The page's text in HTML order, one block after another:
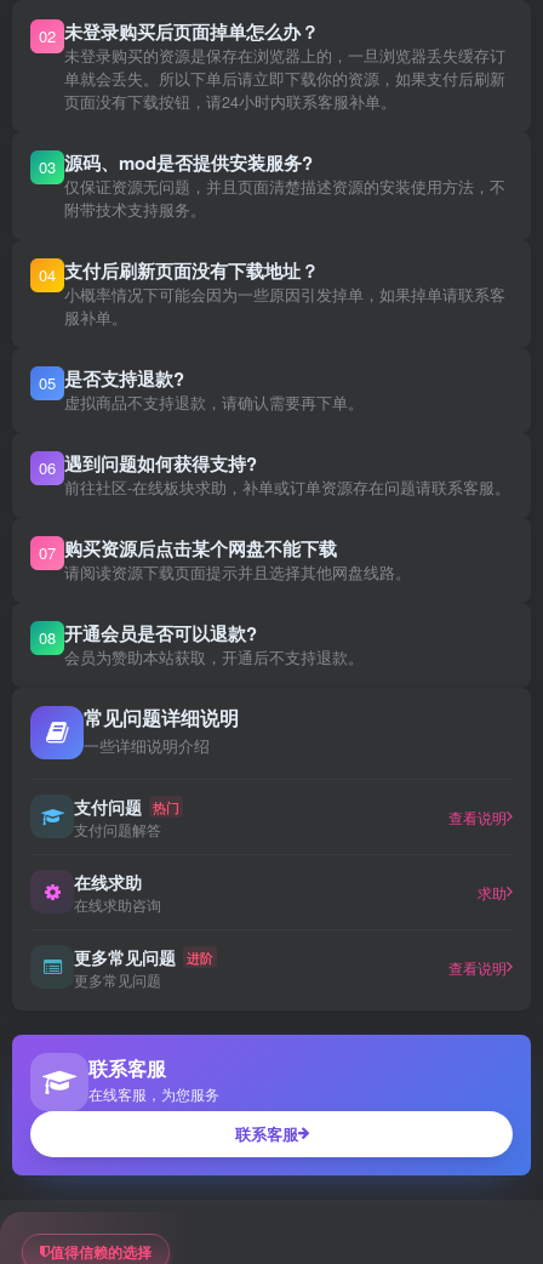
02 未登录购买后页面掉单怎么办？
未登录购买的资源是保存在浏览器上的，一旦浏览器丢失缓存订
单就会丢失。所以下单后请立即下载你的资源，如果支付后刷新
页面没有下载按钮，请24小时内联系客服补单。
03 源码、mod是否提供安装服务?
仅保证资源无问题，并且页面清楚描述资源的安装使用方法，不
附带技术支持服务。
04 支付后刷新页面没有下载地址？
小概率情况下可能会因为一些原因引发掉单，如果掉单请联系客
服补单。
05 是否支持退款?
虚拟商品不支持退款，请确认需要再下单。
06 遇到问题如何获得支持?
前往社区-在线板块求助，补单或订单资源存在问题请联系客服。
07 购买资源后点击某个网盘不能下载
请阅读资源下载页面提示并且选择其他网盘线路。
08 开通会员是否可以退款?
会员为赞助本站获取，开通后不支持退款。
常见问题详细说明
一些详细说明介绍
支付问题 热门
支付问题解答
查看说明
在线求助
在线求助咨询
求助
更多常见问题 进阶
更多常见问题
查看说明
联系客服
在线客服，为您服务
联系客服
值得信赖的选择